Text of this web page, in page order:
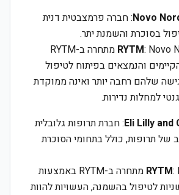
Novo: חברה פרמצבטית דנית
בסוכרת והשמנת יתר.
: Novo Nordisk מתחרה ב-RYTM
והנמצאים בפיתוח לטיפול
שלהם רחבה יותר ואינה ממוקדת
למחלות נדירות.
Eli Lilly and: חברת תרופות גלובלית
של תרופות, כולל בתחומי הסוכרת
: Eli Lilly מתחרה ב-RYTM באמצעות
לטיפול בהשמנה, העשויות להוות